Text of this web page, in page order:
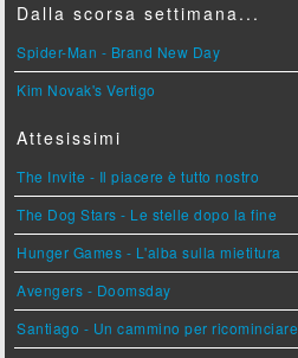
Dalla scorsa settimana...
Spider-Man - Brand New Day
Kim Novak's Vertigo
Attesissimi
The Invite - Il piacere è tutto nostro
The Dog Stars - Le stelle dopo la fine
Hunger Games - L'alba sulla mietitura
Avengers - Doomsday
Santiago - Un cammino per ricominciare